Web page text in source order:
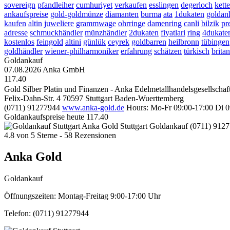
sovereign pfandleiher cumhuriyet verkaufen esslingen degerloch kette
ankaufspreise gold-goldmünze diamanten burma ata 1dukaten
kaufen altin juweliere grammwage ohrringe damenring canli bilzik
adresse schmuckhändler münzhändler 2dukaten fiyatlari ring
kostenlos feingold altini günlük ceyrek goldbarren heilbronn tübingen
goldhändler wiener-philharmoniker erfahrung schätzen türkisch
Goldankauf
07.08.2026 Anka GmbH
117.40
Gold Silber Platin und Finanzen - Anka
Felix-Dahn-Str. 4 70597 Stuttgart Baden-Wuerttemberg
(0711) 91277944 www.anka-gold.de Hours: Mo-Fr 09:00-17:00 Di
Goldankaufspreise heute 117.40
Anka Gold Stuttgart Goldankauf (0711)
4.8 von 5 Sterne - 58 Rezensionen
Anka Gold
Goldankauf
Öffnungszeiten: Montag-Freitag 9:00-17:00 Uhr
Telefon: (0711) 91277944